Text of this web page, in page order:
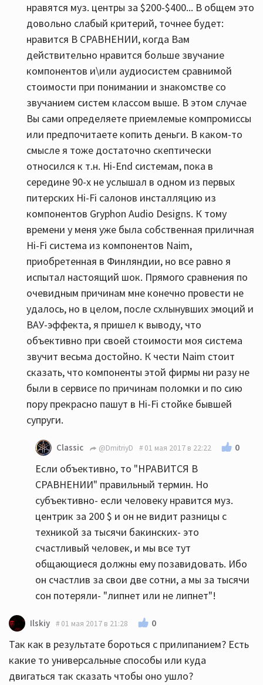
нравятся муз. центры за $200-$400... В общем это
довольно слабый критерий, точнее будет:
нравится В СРАВНЕНИИ, когда Вам
действительно нравится больше звучание
компонентов и\или аудиосистем сравнимой
стоимости при понимании и знакомстве со
звучанием систем классом выше. В этом случае
Вы сами определяете приемлемые компромиссы
или предпочитаете копить деньги. В каком-то
смысле я тоже достаточно скептически
относился к т.н. Hi-End системам, пока в
середине 90-х не услышал в одном из первых
питерских Hi-Fi салонов инсталляцию из
компонентов Gryphon Audio Designs. К тому
времени у меня уже была собственная приличная
Hi-Fi система из компонентов Naim,
приобретенная в Финляндии, но все равно я
испытал настоящий шок. Прямого сравнения по
очевидным причинам мне конечно провести не
удалось, но в целом, после схлынувших эмоций и
ВАУ-эффекта, я пришел к выводу, что
объективно при своей стоимости моя система
звучит весьма достойно. К чести Naim стоит
сказать, что компоненты этой фирмы ни разу не
были в сервисе по причинам поломки и по сию
пору прекрасно пашут в Hi-Fi стойке бывшей
супруги.
Classic @DmitriyD 01 мая 2017 в 22:22 0
Если объективно, то "НРАВИТСЯ В
СРАВНЕНИИ" правильный термин. Но
субъективно- если человеку нравится муз.
центрик за 200 $ и он не видит разницы с
техникой за тысячи бакинских- это
счастливый человек, и мы все тут
общающиеся должны ему позавидовать. Ибо
он счастлив за свои две сотни, а мы за тысячи
сон потеряли- "липнет или не липнет"!
Ilskiy 01 мая 2017 в 21:28 0
Так как в результате бороться с прилипанием? Есть
какие то универсальные способы или куда
двигаться так сказать чтобы оно ушло?